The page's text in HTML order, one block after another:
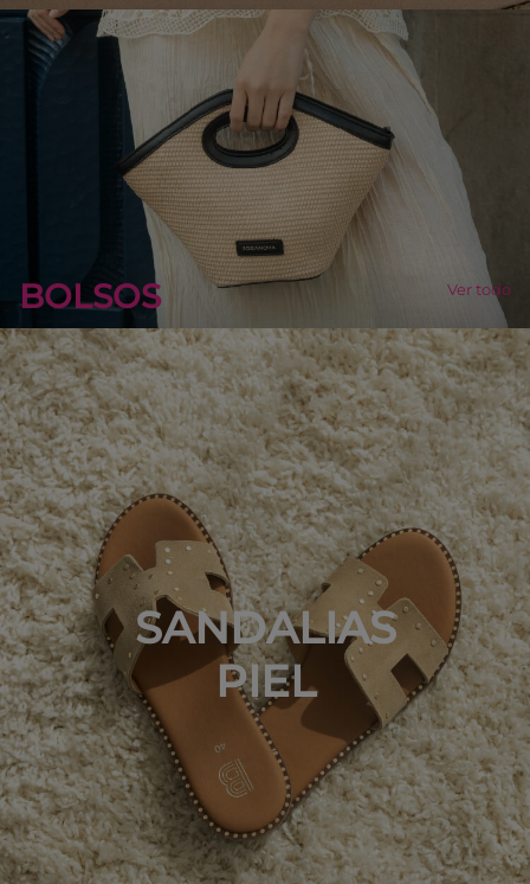
BOLSOS Ver todo
SANDALIAS
PIEL